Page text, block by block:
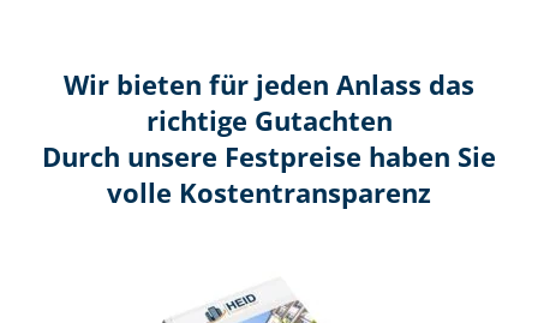
Wir bieten für jeden Anlass das
richtige Gutachten
Durch unsere Festpreise haben Sie
volle Kosten­transparenz